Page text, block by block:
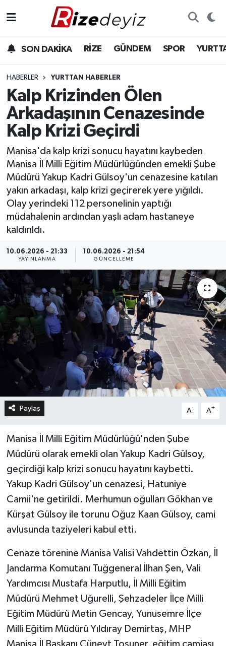
SON DAKİKA RİZE GÜNDEM SPOR
HABERLER YURTTAN HABERLER
Kalp Krizinden Ölen
Arkadaşının Cenazesinde
Kalp Krizi Geçirdi
Manisa'da kalp krizi sonucu hayatını kaybeden
Manisa İl Milli Eğitim Müdürlüğünden emekli Şube
Müdürü Yakup Kadri Gülsoy'un cenazesine katılan
yakın arkadaşı, kalp krizi geçirerek yere yığıldı.
Olay yerindeki 112 personelinin yaptığı
müdahalenin ardından yaşlı adam hastaneye
kaldırıldı.
10.06.2026 - 21:33
YAYINLANMA
10.06.2026 - 21:54
GÜNCELLEME
Paylaş A- A+
Manisa İl Milli Eğitim Müdürlüğü'nden Şube
Müdürü olarak emekli olan Yakup Kadri Gülsoy,
geçirdiği kalp krizi sonucu hayatını kaybetti.
Yakup Kadri Gülsoy'un cenazesi, Hatuniye
Camii'ne getirildi. Merhumun oğulları Gökhan ve
Kürşat Gülsoy ile torunu Oğuz Kaan Gülsoy, cami
avlusunda taziyeleri kabul etti.
Cenaze törenine Manisa Valisi Vahdettin Özkan, İl
Jandarma Komutanı Tuğgeneral İlhan Şen, Vali
Yardımcısı Mustafa Harputlu, İl Milli Eğitim
Müdürü Mehmet Uğurelli, Şehzadeler İlçe Milli
Eğitim Müdürü Metin Gencay, Yunusemre İlçe
Milli Eğitim Müdürü Yıldıray Demirtaş, MHP
Manisa İl Başkanı Cüneyt Tosuner, eğitim camiası
Gündem
Yurttan Haberler
Ekonomi
Teknoloji
Sağlık
Rize Hava Durumu
Rize Trafik Yoğunluk Haritası
Süper Lig Puan Durumu ve Fikstür
Tüm Manşetler
Son Dakika Haberleri
Haber Arşivi